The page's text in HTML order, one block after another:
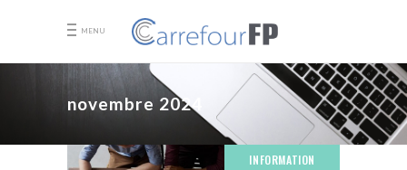
MENU
novembre 2024
INFORMATION